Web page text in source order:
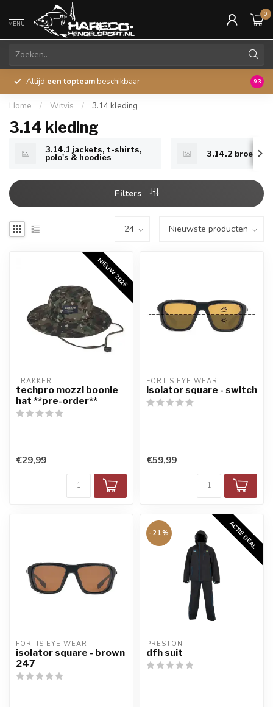
MENU
0
Altijd een topteam beschikbaar 45
9.3
Home / Witvis / 3.14 kleding
3.14 kleding
3.14.1 jackets, t-shirts,
polo's & hoodies
3.14.2 broeken
Filters
NIEUW 2026
TRAKKER
techpro mozzi boonie
hat **pre-order**
€29,99
FORTIS EYE WEAR
isolator square - switch
€59,99
FORTIS EYE WEAR
isolator square - brown
247
ACTIE DEAL
-21%
PRESTON
dfh suit